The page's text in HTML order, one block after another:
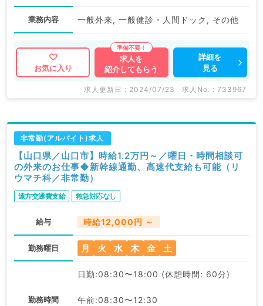
業務内容 一般外来, 一般健診・人間ドック, その他
お気に入り
求人を
紹介してもらう
詳細を
見る
求人更新日 : 2024/07/23 求人No. : 733967
非常勤(アルバイト)求人
【山口県／山口市】時給1.2万円～／曜日・時間相談可
の外来のお仕事◆新幹線通勤、高速代支給も可能（リ
ウマチ科／非常勤）
遠方交通費支給 救急対応なし
給与 時給12,000円 ～
勤務曜日 月 火 水 木 金 土
勤務時間
日勤:08:30〜18:00 (休憩時間: 60分)
午前:08:30〜12:30